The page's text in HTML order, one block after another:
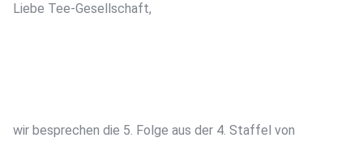
Liebe Tee-Gesellschaft,
wir besprechen die 5. Folge aus der 4. Staffel von